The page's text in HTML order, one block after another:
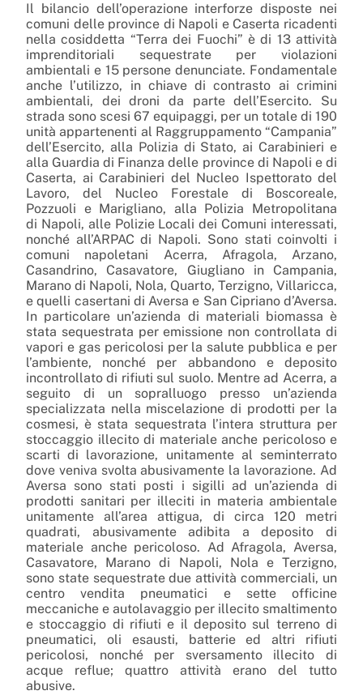
Il bilancio dell’operazione interforze disposte nei
comuni delle province di Napoli e Caserta ricadenti
nella cosiddetta “Terra dei Fuochi” è di 13 attività
imprenditoriali sequestrate per violazioni
ambientali e 15 persone denunciate. Fondamentale
anche l’utilizzo, in chiave di contrasto ai crimini
ambientali, dei droni da parte dell’Esercito. Su
strada sono scesi 67 equipaggi, per un totale di 190
unità appartenenti al Raggruppamento “Campania”
dell’Esercito, alla Polizia di Stato, ai Carabinieri e
alla Guardia di Finanza delle province di Napoli e di
Caserta, ai Carabinieri del Nucleo Ispettorato del
Lavoro, del Nucleo Forestale di Boscoreale,
Pozzuoli e Marigliano, alla Polizia Metropolitana
di Napoli, alle Polizie Locali dei Comuni interessati,
nonché all’ARPAC di Napoli. Sono stati coinvolti i
comuni napoletani Acerra, Afragola, Arzano,
Casandrino, Casavatore, Giugliano in Campania,
Marano di Napoli, Nola, Quarto, Terzigno, Villaricca,
e quelli casertani di Aversa e San Cipriano d’Aversa.
In particolare un’azienda di materiali biomassa è
stata sequestrata per emissione non controllata di
vapori e gas pericolosi per la salute pubblica e per
l’ambiente, nonché per abbandono e deposito
incontrollato di rifiuti sul suolo. Mentre ad Acerra, a
seguito di un sopralluogo presso un’azienda
specializzata nella miscelazione di prodotti per la
cosmesi, è stata sequestrata l’intera struttura per
stoccaggio illecito di materiale anche pericoloso e
scarti di lavorazione, unitamente al seminterrato
dove veniva svolta abusivamente la lavorazione. Ad
Aversa sono stati posti i sigilli ad un’azienda di
prodotti sanitari per illeciti in materia ambientale
unitamente all’area attigua, di circa 120 metri
quadrati, abusivamente adibita a deposito di
materiale anche pericoloso. Ad Afragola, Aversa,
Casavatore, Marano di Napoli, Nola e Terzigno,
sono state sequestrate due attività commerciali, un
centro vendita pneumatici e sette officine
meccaniche e autolavaggio per illecito smaltimento
e stoccaggio di rifiuti e il deposito sul terreno di
pneumatici, oli esausti, batterie ed altri rifiuti
pericolosi, nonché per sversamento illecito di
acque reflue; quattro attività erano del tutto
abusive.